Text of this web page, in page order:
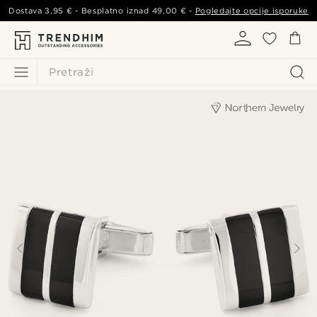
Pretraži
Dostava3,95 € - Besplatno iznad 49,00 € - Pogledajte opcije isporuke